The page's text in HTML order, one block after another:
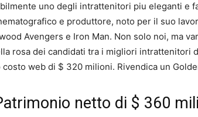
uno degli intrattenitori piu eleganti e
e produttore, noto per il suo
Avengers e Iron Man. Non solo noi, ma
rosa dei candidati tra i migliori intrattenitori
web di $ 320 milioni. Rivendica un
netto di $ 360